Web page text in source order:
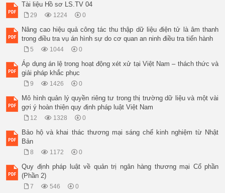
Tài liệu Hồ sơ LS.TV 04
29 1224 0
Nâng cao hiệu quả công tác thu thập dữ liệu điện tử là âm thanh
trong điều tra vụ án hình sự do cơ quan an ninh điều tra tiến hành
5 1044 0
Áp dụng án lệ trong hoạt động xét xử tại Việt Nam – thách thức và
giải pháp khắc phục
9 1426 0
Mô hình quản lý quyền riêng tư trong thị trường dữ liệu và một vài
gợi ý hoàn thiện quy định pháp luật Việt Nam
12 1328 0
Bảo hộ và khai thác thương mại sáng chế kinh nghiệm từ Nhật
Bản
8 1172 0
Quy định pháp luật về quản trị ngân hàng thương mại Cổ phần
(Phần 2)
7 546 0